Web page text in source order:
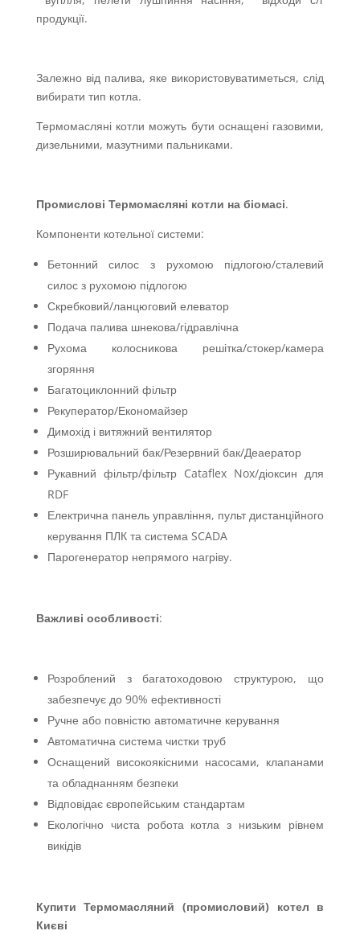
продукції.
Залежно від палива, яке використовуватиметься, слід
вибирати тип котла.
Термомасляні котли можуть бути оснащені газовими,
дизельними, мазутними пальниками.
Промислові Термомасляні котли на біомасі.
Компоненти котельної системи:
Бетонний силос з рухомою підлогою/сталевий
силос з рухомою підлогою
Скребковий/ланцюговий елеватор
Подача палива шнекова/гідравлічна
Рухома колосникова решітка/стокер/камера
згоряння
Багатоциклонний фільтр
Рекуператор/Економайзер
Димохід і витяжний вентилятор
Розширювальний бак/Резервний бак/Деаератор
Рукавний фільтр/фільтр Cataflex Nox/діоксин для
RDF
Електрична панель управління, пульт дистанційного
керування ПЛК та система SCADA
Парогенератор непрямого нагріву.
Важливі особливості:
Розроблений з багатоходовою структурою, що
забезпечує до 90% ефективності
Ручне або повністю автоматичне керування
Автоматична система чистки труб
Оснащений високоякісними насосами, клапанами
та обладнанням безпеки
Відповідає європейським стандартам
Екологічно чиста робота котла з низьким рівнем
викідів
Купити Термомасляний (промисловий) котел в
Києві